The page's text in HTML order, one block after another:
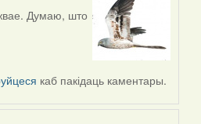
Думаю, што
каб пакідаць каментары.